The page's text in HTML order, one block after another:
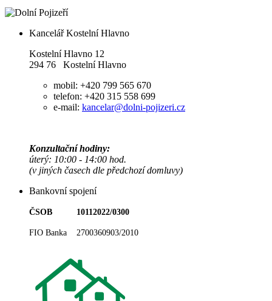
Kancelář Kostelní Hlavno
Kostelní Hlavno 12
294 76 Kostelní Hlavno
mobil: +420 799 565 670
telefon: +420 315 558 699
e-mail: kancelar@dolni-pojizeri.cz
Konzultační hodiny:
úterý: 10:00 - 14:00 hod.
(v jiných časech dle předchozí domluvy)
Bankovní spojení
ČSOB 10112022/0300
FIO Banka 2700360903/2010